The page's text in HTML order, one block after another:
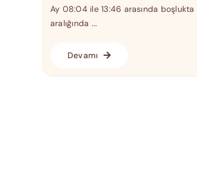
Ay 08:04 ile 13:46 arasında
aralığında ...
Devamı